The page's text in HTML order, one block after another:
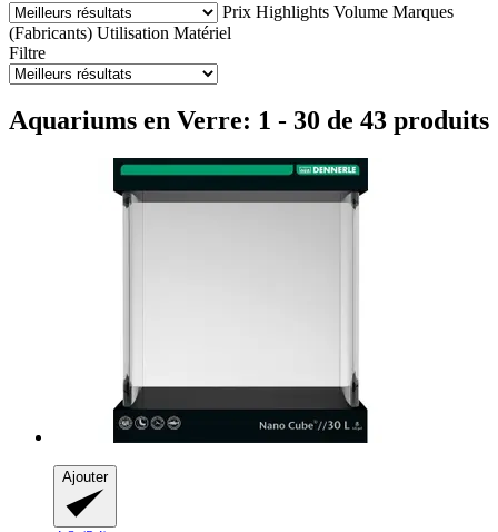
Prix Highlights Volume Marques
(Fabricants) Utilisation Matériel
Filtre
Aquariums en Verre: 1 - 30 de 43 produits
Ajouter